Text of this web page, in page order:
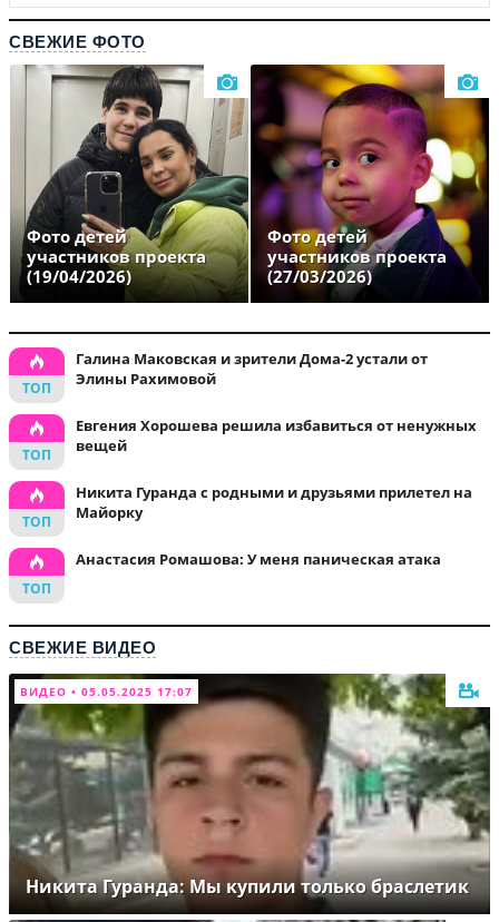
СВЕЖИЕ ФОТО
Фото детей
участников проекта
(19/04/2026)
Фото детей
участников проекта
(27/03/2026)
Галина Маковская и зрители Дома-2 устали от
Элины Рахимовой
Евгения Хорошева решила избавиться от ненужных
вещей
Никита Гуранда с родными и друзьями прилетел на
Майорку
Анастасия Ромашова: У меня паническая атака
СВЕЖИЕ ВИДЕО
ВИДЕО • 05.05.2025 17:07
Никита Гуранда: Мы купили только браслетик